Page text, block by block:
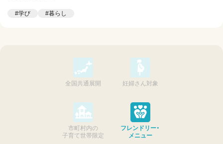
#学び #暮らし
全国共通展開 妊婦さん対象
市町村内の
子育て世帯限定
フレンドリー・
メニュー